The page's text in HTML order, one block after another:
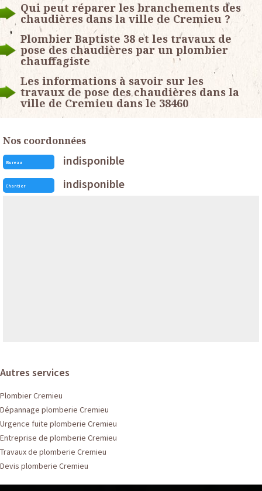
Qui peut réparer les branchements des
chaudières dans la ville de Cremieu ?
Plombier Baptiste 38 et les travaux de
pose des chaudières par un plombier
chauffagiste
Les informations à savoir sur les
travaux de pose des chaudières dans la
ville de Cremieu dans le 38460
Nos coordonnées
Bureau indisponible
Chantier indisponible
Autres services
Plombier Cremieu
Dépannage plomberie Cremieu
Urgence fuite plomberie Cremieu
Entreprise de plomberie Cremieu
Travaux de plomberie Cremieu
Devis plomberie Cremieu